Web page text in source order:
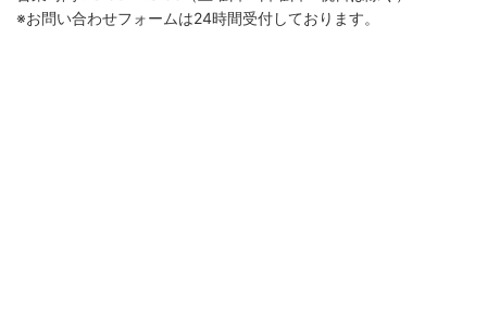
※お問い合わせフォームは24時間受付しております。